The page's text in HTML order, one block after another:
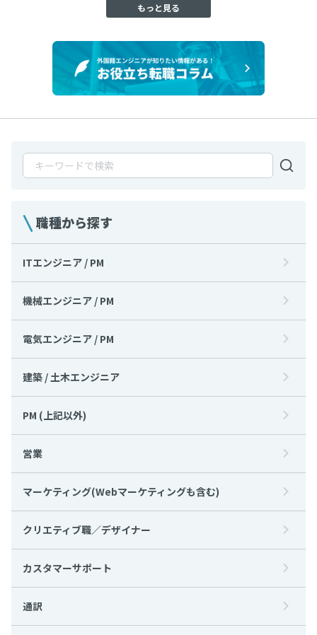
職種から探す
ITエンジニア / PM
機械エンジニア / PM
電気エンジニア / PM
建築 / 土木エンジニア
PM (上記以外)
営業
マーケティング(Webマーケティングも含む)
クリエティブ職／デザイナー
カスタマーサポート
通訳
もっと見る